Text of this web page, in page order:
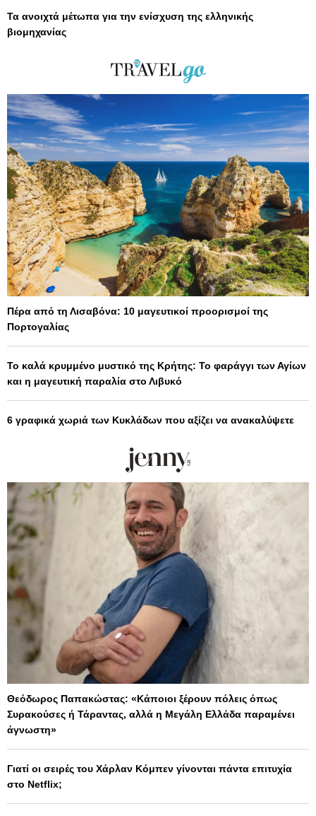
Τα ανοιχτά μέτωπα για την ενίσχυση της ελληνικής
βιομηχανίας
Πέρα από τη Λισαβόνα: 10 μαγευτικοί προορισμοί της
Πορτογαλίας
Το καλά κρυμμένο μυστικό της Κρήτης: Το φαράγγι των Αγίων
και η μαγευτική παραλία στο Λιβυκό
6 γραφικά χωριά των Κυκλάδων που αξίζει να ανακαλύψετε
Θεόδωρος Παπακώστας: «Κάποιοι ξέρουν πόλεις όπως
Συρακούσες ή Τάραντας, αλλά η Μεγάλη Ελλάδα παραμένει
άγνωστη»
Γιατί οι σειρές του Χάρλαν Κόμπεν γίνονται πάντα επιτυχία
στο Netflix;